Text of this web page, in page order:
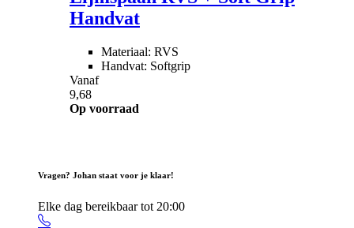
Handvat
Materiaal: RVS
Handvat: Softgrip
Vanaf
9,68
Op voorraad
Vragen? Johan staat voor je klaar!
Elke dag bereikbaar tot 20:00